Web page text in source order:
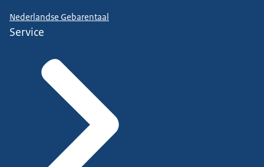
Nederlandse Gebarentaal
Service